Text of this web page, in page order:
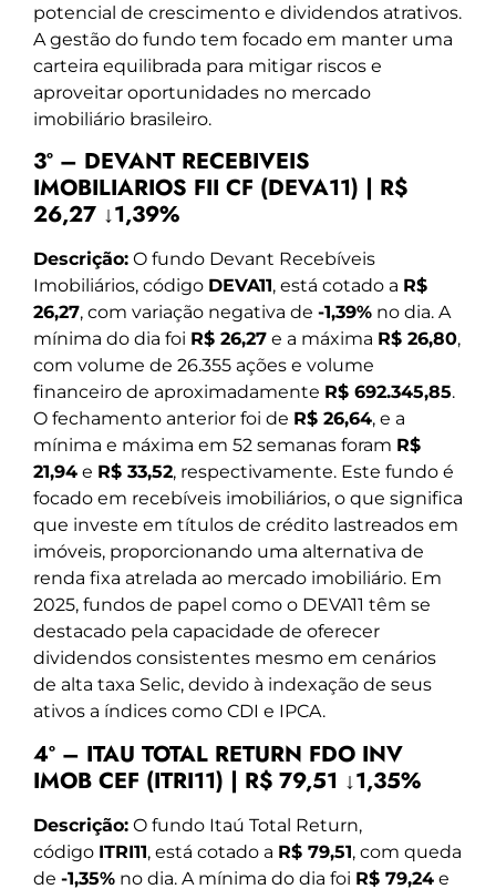
potencial de crescimento e dividendos atrativos.
A gestão do fundo tem focado em manter uma
carteira equilibrada para mitigar riscos e
aproveitar oportunidades no mercado
imobiliário brasileiro.
3º – DEVANT RECEBIVEIS
IMOBILIARIOS FII CF (DEVA11) | R$
26,27 ↓1,39%
Descrição: O fundo Devant Recebíveis
Imobiliários, código DEVA11, está cotado a R$
26,27, com variação negativa de -1,39% no dia. A
mínima do dia foi R$ 26,27 e a máxima R$ 26,80,
com volume de 26.355 ações e volume
financeiro de aproximadamente R$ 692.345,85.
O fechamento anterior foi de R$ 26,64, e a
mínima e máxima em 52 semanas foram R$
21,94 e R$ 33,52, respectivamente. Este fundo é
focado em recebíveis imobiliários, o que significa
que investe em títulos de crédito lastreados em
imóveis, proporcionando uma alternativa de
renda fixa atrelada ao mercado imobiliário. Em
2025, fundos de papel como o DEVA11 têm se
destacado pela capacidade de oferecer
dividendos consistentes mesmo em cenários
de alta taxa Selic, devido à indexação de seus
ativos a índices como CDI e IPCA.
4º – ITAU TOTAL RETURN FDO INV
IMOB CEF (ITRI11) | R$ 79,51 ↓1,35%
Descrição: O fundo Itaú Total Return,
código ITRI11, está cotado a R$ 79,51, com queda
de -1,35% no dia. A mínima do dia foi R$ 79,24 e